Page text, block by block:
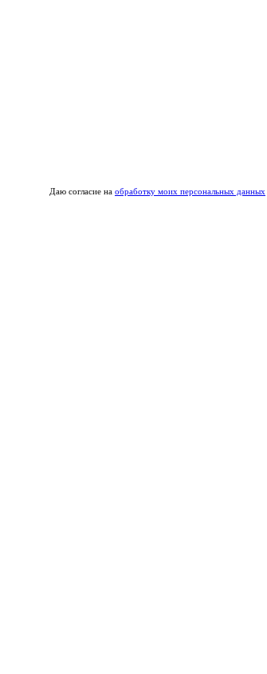
Даю согласие на обработку моих персональных данных